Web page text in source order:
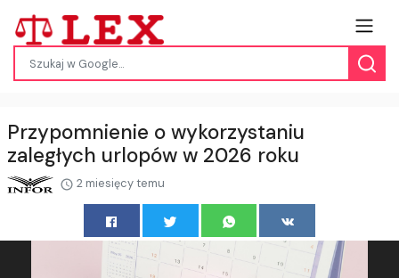
Przypomnienie o wykorzystaniu
zaległych urlopów w 2026 roku
2 miesięcy temu